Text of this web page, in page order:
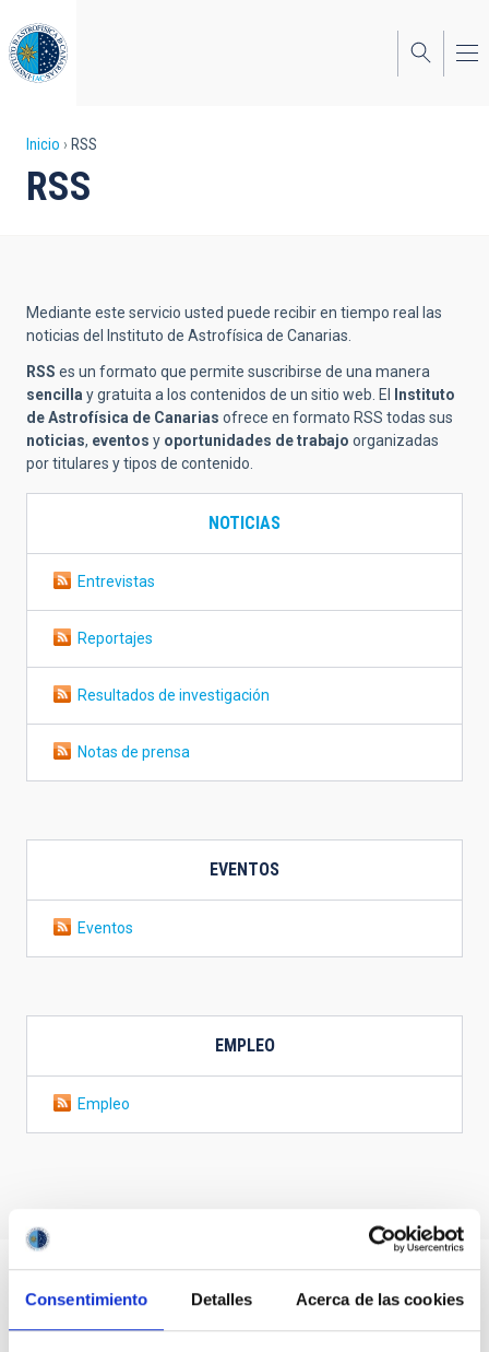
Consentimiento Detalles Acerca de las cookies
al
contenido
principal
Sobrescribir
enlaces
a
la
navegación
Inicio RSS
RSS
Mediante este servicio usted puede recibir en tiempo real las
noticias del Instituto de Astrofísica de Canarias.
RSS es un formato que permite suscribirse de una manera
sencilla y gratuita a los contenidos de un sitio web. El
Instituto
de Astrofísica de Canarias ofrece en formato RSS todas sus
noticias, eventos y oportunidades de trabajo organizadas
por titulares y tipos de contenido.
NOTICIAS
Entrevistas
Reportajes
Resultados de investigación
Notas de prensa
EVENTOS
Eventos
EMPLEO
Empleo